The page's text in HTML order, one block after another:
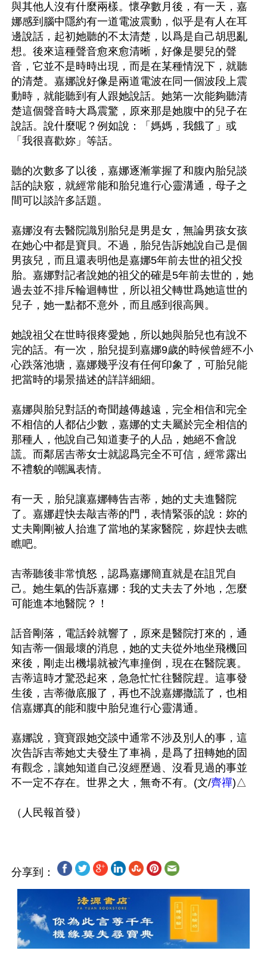
與其他人沒有什麼兩樣。懷孕數月後，有一天，嘉
娜感到腦中隱約有一道電波震動，似乎是有人在耳
邊說話，起初她聽的不太清楚，以爲是自己胡思亂
想。後來這種聲音愈來愈清晰，好像是嬰兒的聲
音，它並不是時時出現，而是在某種情況下，就聽
的清楚。嘉娜說好像是兩道電波在同一個波段上震
動時，就能聽到有人跟她說話。她第一次能夠聽清
楚這個聲音時大爲震驚，原來那是她腹中的兒子在
說話。說什麼呢？例如說：「媽媽，我餓了」或
「我很喜歡妳」等話。
聽的次數多了以後，嘉娜逐漸掌握了和腹內胎兒談
話的訣竅，就經常能和胎兒進行心靈溝通，母子之
間可以談許多話題。
嘉娜沒有去醫院識別胎兒是男是女，無論男孩女孩
在她心中都是寶貝。不過，胎兒告訴她說自己是個
男孩兒，而且還表明他是嘉娜5年前去世的祖父投
胎。嘉娜對記者說她的祖父的確是5年前去世的，她
過去並不排斥輪迴轉世，所以祖父轉世爲她這世的
兒子，她一點都不意外，而且感到很高興。
她說祖父在世時很疼愛她，所以她與胎兒也有說不
完的話。有一次，胎兒提到嘉娜9歲的時候曾經不小
心跌落池塘，嘉娜幾乎沒有任何印象了，可胎兒能
把當時的場景描述的詳詳細細。
嘉娜與胎兒對話的奇聞越傳越遠，完全相信和完全
不相信的人都佔少數，嘉娜的丈夫屬於完全相信的
那種人，他說自己知道妻子的人品，她絕不會說
謊。而鄰居吉蒂女士就認爲完全不可信，經常露出
不禮貌的嘲諷表情。
有一天，胎兒讓嘉娜轉告吉蒂，她的丈夫進醫院
了。嘉娜趕快去敲吉蒂的門，表情緊張的說：妳的
丈夫剛剛被人抬進了當地的某家醫院，妳趕快去瞧
瞧吧。
吉蒂聽後非常憤怒，認爲嘉娜簡直就是在詛咒自
己。她生氣的告訴嘉娜：我的丈夫去了外地，怎麼
可能進本地醫院？！
話音剛落，電話鈴就響了，原來是醫院打來的，通
知吉蒂一個最壞的消息，她的丈夫從外地坐飛機回
來後，剛走出機場就被汽車撞倒，現在在醫院裏。
吉蒂這時才驚恐起來，急急忙忙往醫院趕。這事發
生後，吉蒂徹底服了，再也不說嘉娜撒謊了，也相
信嘉娜真的能和腹中胎兒進行心靈溝通。
嘉娜說，寶寶跟她交談中通常不涉及別人的事，這
次告訴吉蒂她丈夫發生了車禍，是爲了扭轉她的固
有觀念，讓她知道自己沒經歷過、沒看見過的事並
不一定不存在。世界之大，無奇不有。(文/齊禪)△
分享到：